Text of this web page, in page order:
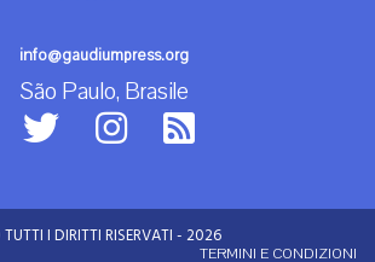
info@gaudiumpress.org
São Paulo, Brasile
I DIRITTI RISERVATI - 2026
TERMINI E CONDIZIONI